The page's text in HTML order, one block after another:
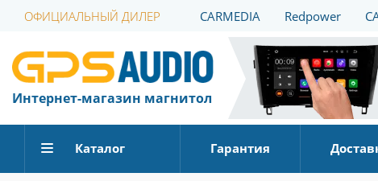
ОФИЦИАЛЬНЫЙ ДИЛЕР CARMEDIA Redpower
Интернет-магазин магнитол
Каталог Гарантия